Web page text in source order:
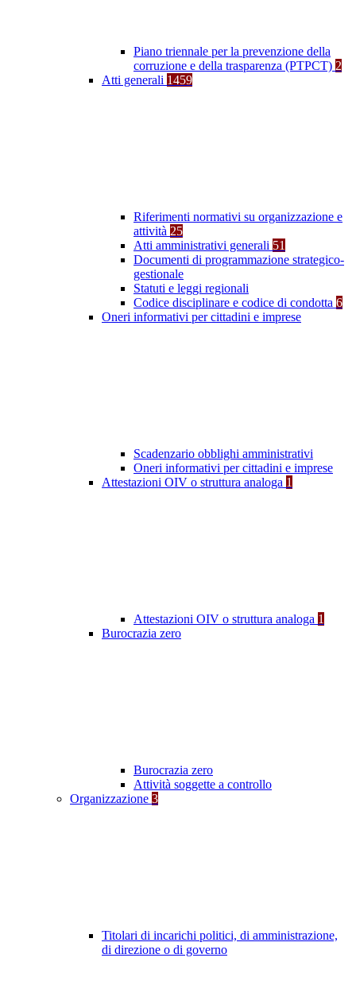
Piano triennale per la prevenzione della
corruzione e della trasparenza (PTPCT) 2
Atti generali 1459
Riferimenti normativi su organizzazione e
attività 25
Atti amministrativi generali 51
Documenti di programmazione strategico-
gestionale
Statuti e leggi regionali
Codice disciplinare e codice di condotta 6
Oneri informativi per cittadini e imprese
Scadenzario obblighi amministrativi
Oneri informativi per cittadini e imprese
Attestazioni OIV o struttura analoga 1
Attestazioni OIV o struttura analoga 1
Burocrazia zero
Burocrazia zero
Attività soggette a controllo
Organizzazione 3
Titolari di incarichi politici, di amministrazione,
di direzione o di governo